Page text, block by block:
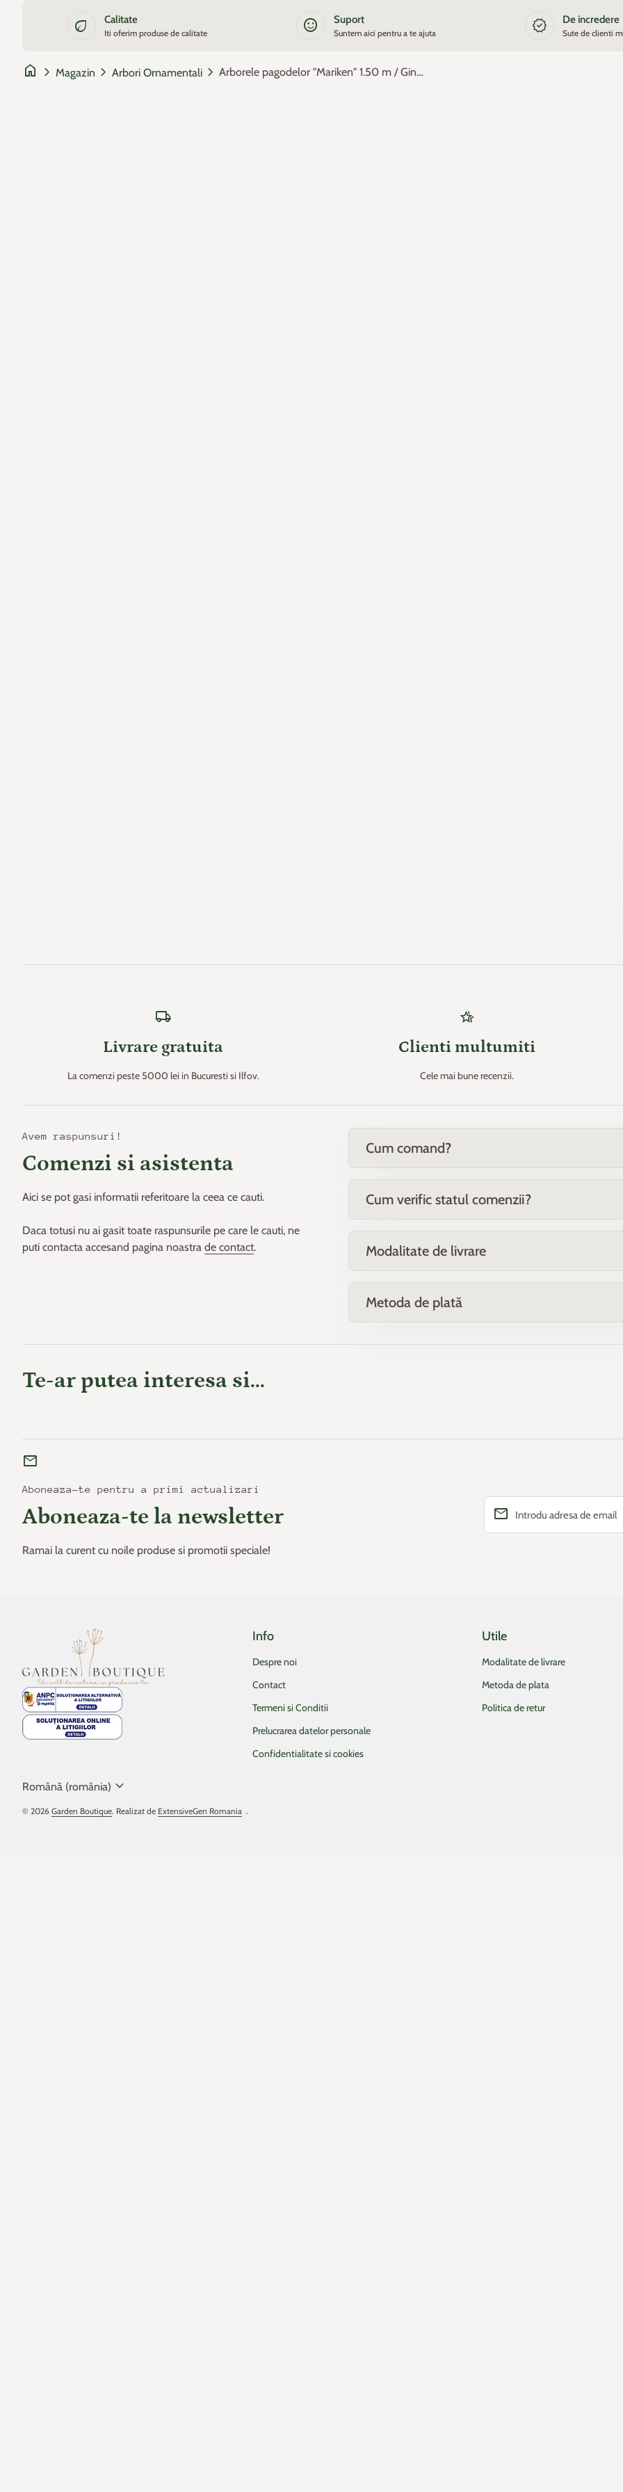
eco Calitate
Iti oferim produse de calitate sentiment_satisfied Suport
Suntem aici pentru a te ajuta new_releases De incredere
Sute de clienti
home chevron_right Magazin chevron_right Arbori Ornamentali chevron_right Arborele pagodelor "Mariken" 1.50 m / Ginko biloba "Mariken" /
local_shipping
Livrare gratuita
La comenzi peste 5000 lei in Bucuresti si Ilfov.
hotel_class
Clienti multumiti
Cele mai bune recenzii.
Avem raspunsuri!
Comenzi si asistenta
Aici se pot gasi informatii referitoare la ceea ce cauti.
Daca totusi nu ai gasit toate raspunsurile pe care le cauti, ne
puti contacta accesand pagina noastra de contact.
Cum comand?
Cum verific statul comenzii?
Modalitate de livrare
Metoda de plată
Te-ar putea interesa si...
mail
Aboneaza-te pentru a primi actualizari
Aboneaza-te la newsletter
Ramai la curent cu noile produse si promotii speciale!
Introdu adresa de email
email
Info
Despre noi
Contact
Termeni si Conditii
Prelucrarea datelor personale
Confidentialitate si cookies
Utile
Modalitate de livrare
Metoda de plata
Politica de retur
Română (românia) expand_more
© 2026 Garden Boutique. Realizat de ExtensiveGen Romania(linkul se deschide intr-o fereastra/un tab nou)
.